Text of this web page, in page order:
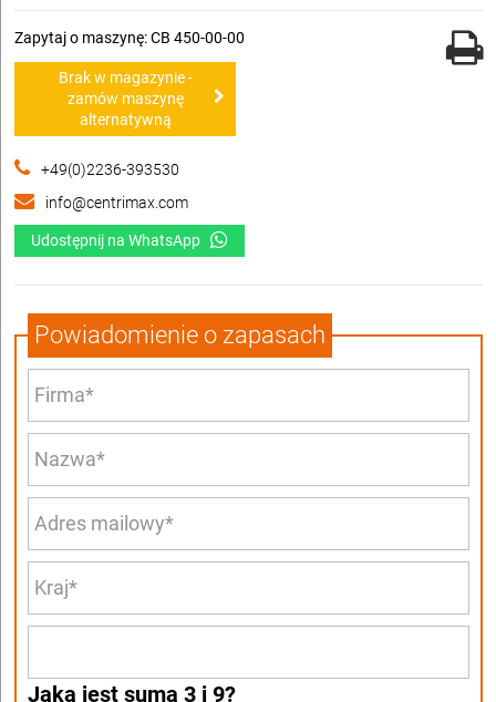
Zapytaj o maszynę: CB 450-00-00
Brak w magazynie -
zamów maszynę
alternatywną
+49(0)2236-393530
info@centrimax.com
Udostępnij na WhatsApp
Powiadomienie o zapasach
Jaka jest suma 3 i 9?